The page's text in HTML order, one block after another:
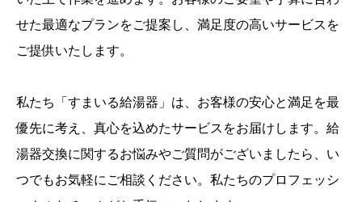
せた最適なプランをご提案し、満足度の高いサービスを
ご提供いたします。
私たち「すまいる給湯器」は、お客様の安心と満足を最
優先に考え、真心を込めたサービスをお届けします。給
湯器交換に関するお悩みやご質問がございましたら、い
つでもお気軽にご相談ください。私たちのプロフェッシ